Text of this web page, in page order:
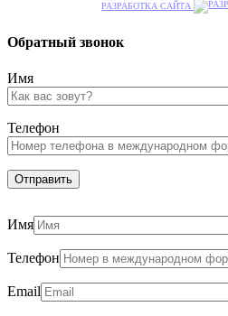
РАЗРАБОТКА САЙТА
Обратный звонок
Имя
Телефон
Имя
Телефон
Email